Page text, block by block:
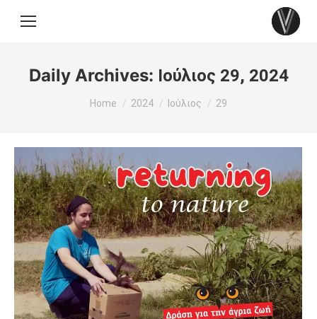
Daily Archives: Ιούλιος 29, 2024
You are here:
Home 2024 Ιούλιος 29